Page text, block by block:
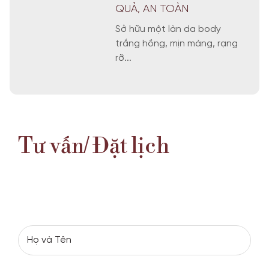
QUẢ, AN TOÀN
Sở hữu một làn da body
trắng hồng, mịn màng, rạng
rỡ...
Tư vấn/ Đặt lịch